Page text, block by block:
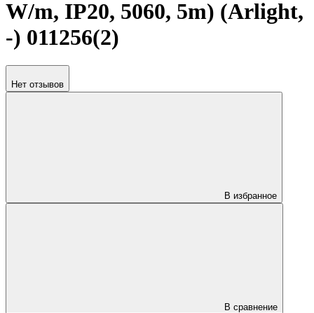
W/m, IP20, 5060, 5m) (Arlight,
-) 011256(2)
Нет отзывов
В избранное
В сравнение